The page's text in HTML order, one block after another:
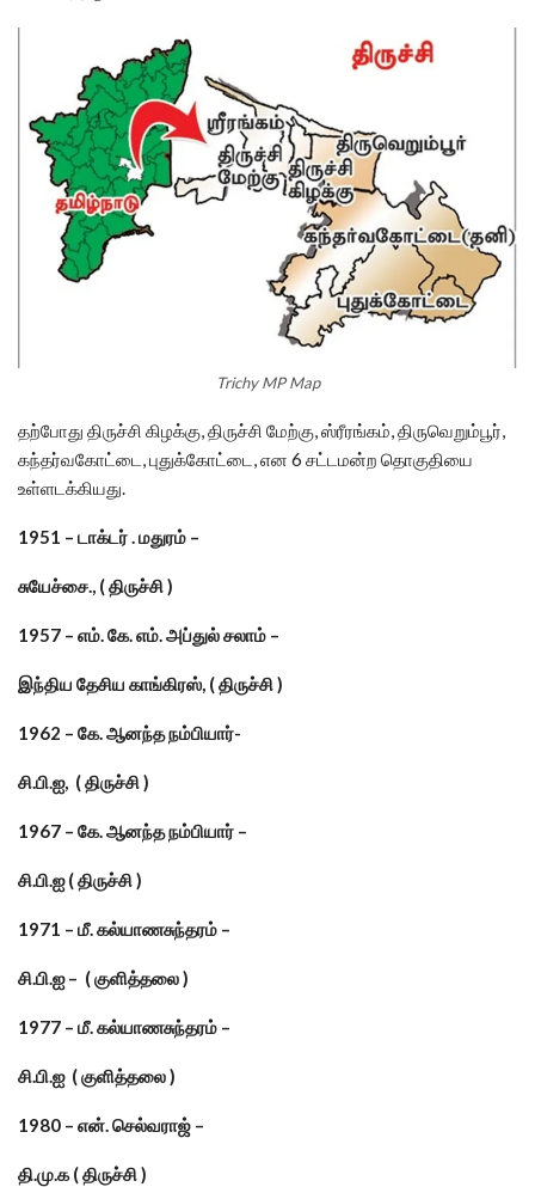
Trichy MP Map
தற்போது திருச்சி கிழக்கு, திருச்சி மேற்கு, ஸ்ரீரங்கம், திருவெறும்பூர்,
கந்தர்வகோட்டை, புதுக்கோட்டை, என 6 சட்டமன்ற தொகுதியை
உள்ளடக்கியது.
1951 – டாக்டர் . மதுரம் –
சுயேச்சை., ( திருச்சி )
1957 – எம். கே. எம். அப்துல் சலாம் –
இந்திய தேசிய காங்கிரஸ், ( திருச்சி )
1962 – கே. ஆனந்த நம்பியார்-
சி.பி.ஐ, ( திருச்சி )
1967 – கே. ஆனந்த நம்பியார் –
சி.பி.ஐ ( திருச்சி )
1971 – மீ. கல்யாணசுந்தரம் –
சி.பி.ஐ – ( குளித்தலை )
1977 – மீ. கல்யாணசுந்தரம் –
சி.பி.ஐ ( குளித்தலை )
1980 – என். செல்வராஜ் –
தி.மு.க ( திருச்சி )